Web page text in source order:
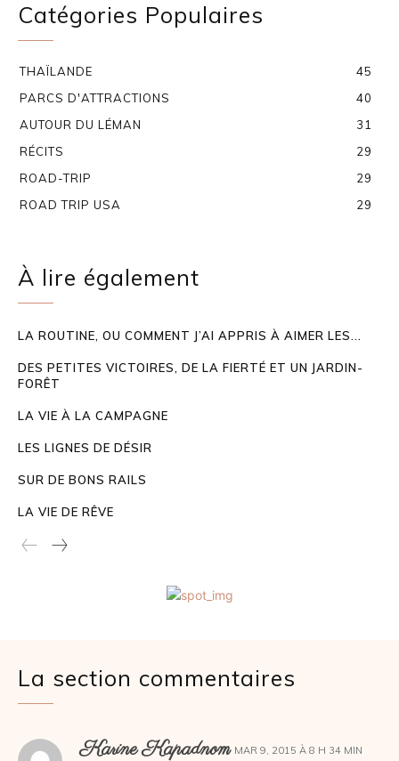
Catégories Populaires
THAÏLANDE
45
PARCS D'ATTRACTIONS
40
AUTOUR DU LÉMAN
31
RÉCITS
29
ROAD-TRIP
29
ROAD TRIP USA
29
À lire également
LA ROUTINE, OU COMMENT J’AI APPRIS À AIMER LES...
DES PETITES VICTOIRES, DE LA FIERTÉ ET UN JARDIN-
FORÊT
LA VIE À LA CAMPAGNE
LES LIGNES DE DÉSIR
SUR DE BONS RAILS
LA VIE DE RÊVE
La section commentaires
Karine Kapadnom MAR 9, 2015 À 8 H 34 MIN